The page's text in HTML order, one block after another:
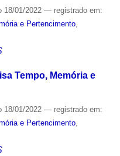
18/01/2022 — registrado em:
e Pertencimento,
Tempo, Memória e
18/01/2022 — registrado em:
e Pertencimento,